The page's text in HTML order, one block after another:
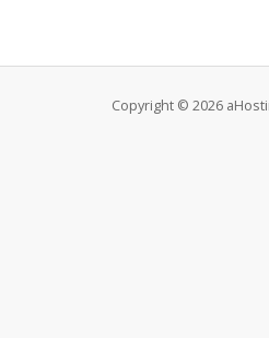
Copyright © 2026